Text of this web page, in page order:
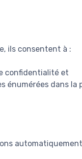
ils consentent à :
confidentialité et
énumérées dans la